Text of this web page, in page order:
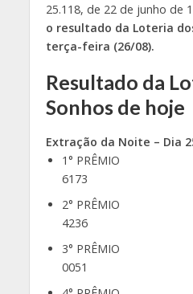
25.118, de 22 de junho de
o resultado da Loteria
terça-feira (26/08).
Resultado da
Sonhos de hoje
Extração da Noite – Dia
1° PRÊMIO
6173
2° PRÊMIO
4236
3° PRÊMIO
0051